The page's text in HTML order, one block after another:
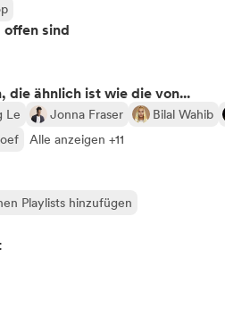
offen sind
die ähnlich ist wie die von...
Le Jonna Fraser Bilal Wahib
Alle anzeigen +11
Playlists hinzufügen